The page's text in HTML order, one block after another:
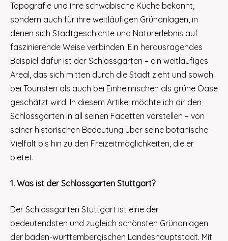
Topografie und ihre schwäbische Küche bekannt,
sondern auch für ihre weitläufigen Grünanlagen, in
denen sich Stadtgeschichte und Naturerlebnis auf
faszinierende Weise verbinden. Ein herausragendes
Beispiel dafür ist der Schlossgarten – ein weitläufiges
Areal, das sich mitten durch die Stadt zieht und sowohl
bei Touristen als auch bei Einheimischen als grüne Oase
geschätzt wird. In diesem Artikel möchte ich dir den
Schlossgarten in all seinen Facetten vorstellen – von
seiner historischen Bedeutung über seine botanische
Vielfalt bis hin zu den Freizeitmöglichkeiten, die er
bietet.
1. Was ist der Schlossgarten Stuttgart?
Der Schlossgarten Stuttgart ist eine der
bedeutendsten und zugleich schönsten Grünanlagen
der baden-württembergischen Landeshauptstadt. Mit